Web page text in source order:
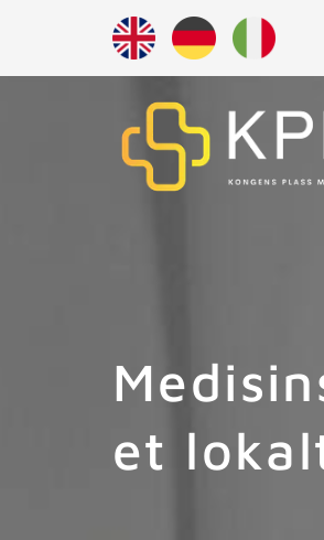
et